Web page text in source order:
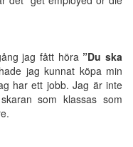
jag fått höra ”Du ska
jag kunnat köpa min
har ett jobb. Jag är inte
som klassas som